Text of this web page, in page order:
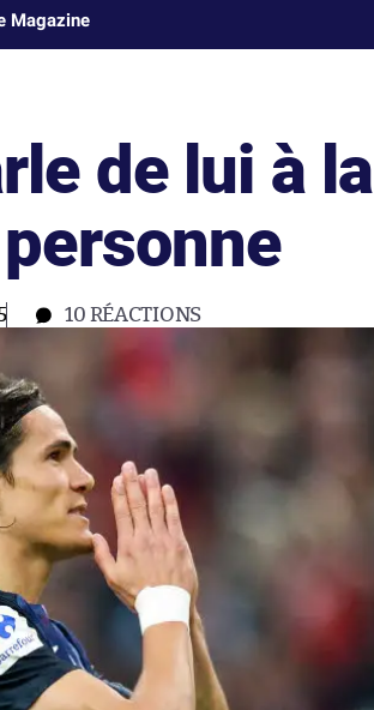
Magazine
de lui à la
10 RÉACTIONS